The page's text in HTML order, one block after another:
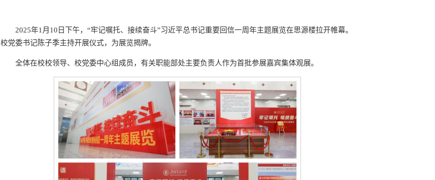
2025年1月10日下午，“牢记嘱托、接续奋斗”习近平总书记重要回信一周年主题展览在思源楼拉开帷幕。
校党委书记陈子季主持开展仪式，为展览揭牌。
全体在校校领导、校党委中心组成员，有关职能部处主要负责人作为首批参展嘉宾集体观展。